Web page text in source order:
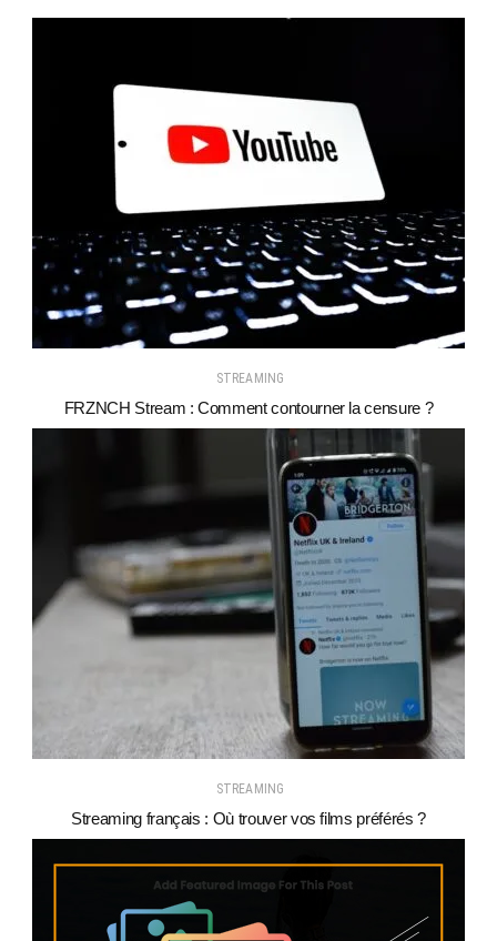
STREAMING
FRZNCH Stream : Comment contourner la censure ?
STREAMING
Streaming français : Où trouver vos films préférés ?